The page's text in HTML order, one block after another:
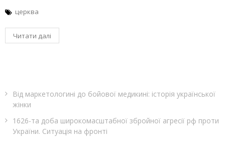
церква
Читати далі
Від маркетологині до бойової медикині: історія української
жінки
1626-та доба широкомасштабної збройної агресії рф проти
України. Ситуація на фронті